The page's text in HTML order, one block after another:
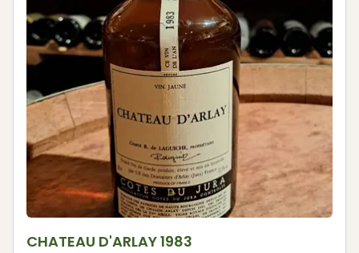
CHATEAU D'ARLAY 1983